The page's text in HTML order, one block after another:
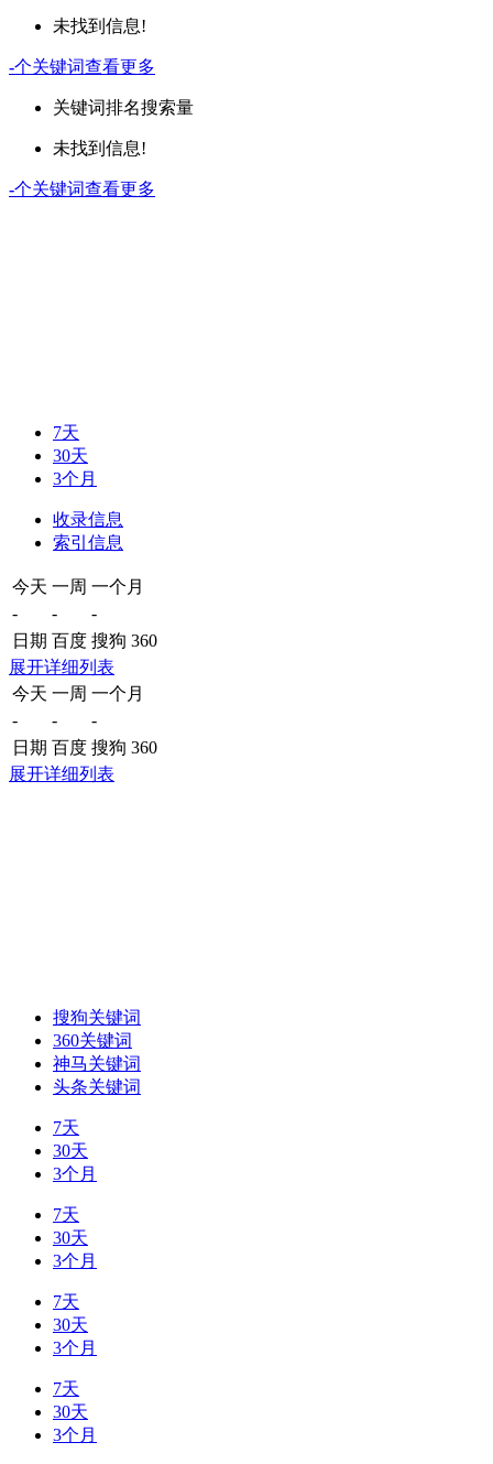
未找到信息!
-个关键词查看更多
关键词排名搜索量
未找到信息!
-个关键词查看更多
7天
30天
3个月
收录信息
索引信息
今天 一周 一个月
-
-
-
日期 百度 搜狗 360
展开详细列表
今天 一周 一个月
-
-
-
日期 百度 搜狗 360
展开详细列表
搜狗关键词
360关键词
神马关键词
头条关键词
7天
30天
3个月
7天
30天
3个月
7天
30天
3个月
7天
30天
3个月